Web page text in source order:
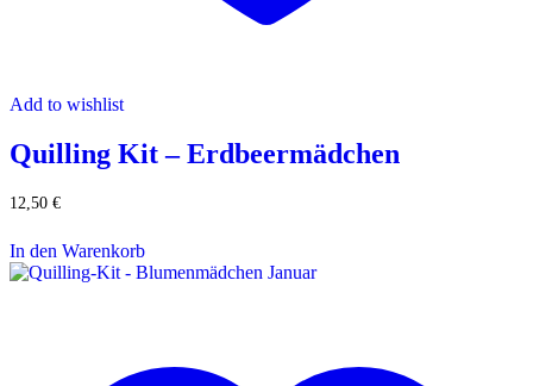
Add to wishlist
Quilling Kit – Erdbeermädchen
12,50 €
In den Warenkorb